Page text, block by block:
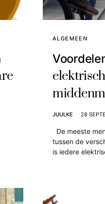
ALGEMEEN
JUULKE 28
De meeste
tussen de
is iedere